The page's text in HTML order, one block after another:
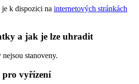
k dispozici na internetových stránkách
a jak je lze uhradit
stanoveny.
pro vyřízení